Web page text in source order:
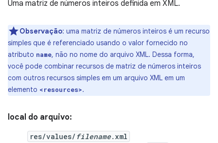
Uma matriz de números inteiros definida em XML.
Observação: uma matriz de números inteiros é um recurso
simples que é referenciado usando o valor fornecido no
atributo name, não no nome do arquivo XML. Dessa forma,
você pode combinar recursos de matriz de números inteiros
com outros recursos simples em um arquivo XML em um
elemento <resources>.
local do arquivo:
res/values/ filename.xml